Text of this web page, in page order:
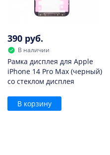
390 руб.
В наличии
Рамка дисплея для Apple
iPhone 14 Pro Max (черный)
со стеклом дисплея
В корзину